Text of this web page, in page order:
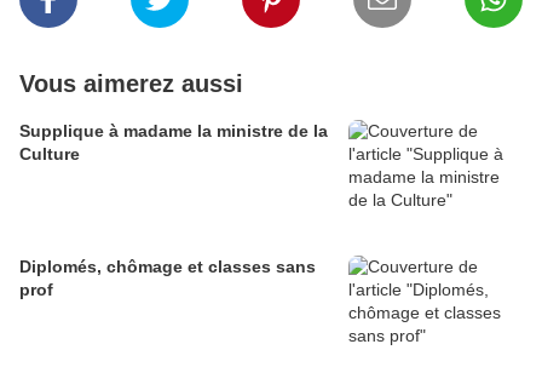
Vous aimerez aussi
Supplique à madame la ministre de la
Culture
Diplomés, chômage et classes sans
prof